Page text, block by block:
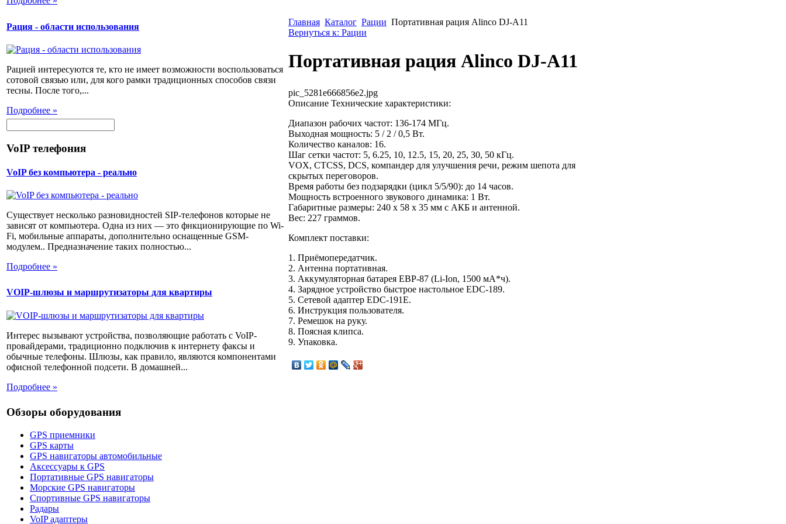
Рация - области использования
Рацией интересуются те, кто не имеет возможности воспользоваться
сотовой связью или, для кого рамки традиционных способов связи
тесны. После того,...
Подробнее »
VoIP телефония
VoIP без компьютера - реально
Существует несколько разновидностей SIP-телефонов которые не
зависят от компьютера. Одна из них — это фнкционирующие по Wi-
Fi, мобильные аппараты, дополнительно оснащенные GSM-
модулем.. Предназначение таких полностью...
Подробнее »
VOIP-шлюзы и маршрутизаторы для квартиры
Интерес вызывают устройства, позволяющие работать с VoIP-
провайдерами, традиционно подключив к интернету факсы и
обычные телефоны. Шлюзы, как правило, являются компонентами
офисной телефонной подсети. В домашней...
Подробнее »
Обзоры оборудования
GPS приемники
GPS карты
GPS навигаторы автомобильные
Аксессуары к GPS
Портативные GPS навигаторы
Морские GPS навигаторы
Спортивные GPS навигаторы
Радары
VoIP адаптеры
Главная Каталог Рации Портативная рация Alinco DJ-A11
Вернуться к: Рации
Портативная рация Alinco DJ-A11
pic_5281e666856e2.jpg
Описание Технические характеристики:
Диапазон рабочих частот: 136-174 МГц.
Выходная мощность: 5 / 2 / 0,5 Вт.
Количество каналов: 16.
Шаг сетки частот: 5, 6.25, 10, 12.5, 15, 20, 25, 30, 50 кГц.
VOX, CTCSS, DCS, компандер для улучшения речи, режим шепота для
скрытых переговоров.
Время работы без подзарядки (цикл 5/5/90): до 14 часов.
Мощность встроенного звукового динамика: 1 Вт.
Габаритные размеры: 240 x 58 x 35 мм с АКБ и антенной.
Вес: 227 граммов.
Комплект поставки:
1. Приёмопередатчик.
2. Антенна портативная.
3. Аккумуляторная батарея EBP-87 (Li-Ion, 1500 мА*ч).
4. Зарядное устройство быстрое настольное EDC-189.
5. Сетевой адаптер EDC-191E.
6. Инструкция пользователя.
7. Ремешок на руку.
8. Поясная клипса.
9. Упаковка.